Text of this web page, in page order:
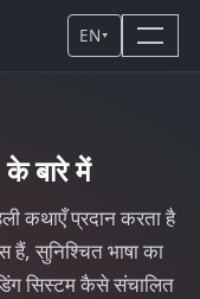
EN▾
बारे में
कथाएँ प्रदान करता है
हैं, सुनिश्चित भाषा का
सिस्टम कैसे संचालित